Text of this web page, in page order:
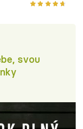
svou